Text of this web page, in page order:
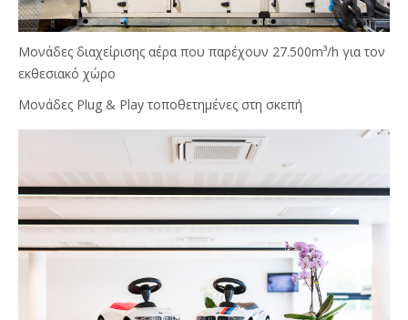
Μονάδες διαχείρισης αέρα που παρέχουν 27.500m³/h για τον
εκθεσιακό χώρο
Μονάδες Plug & Play τοποθετημένες στη σκεπή